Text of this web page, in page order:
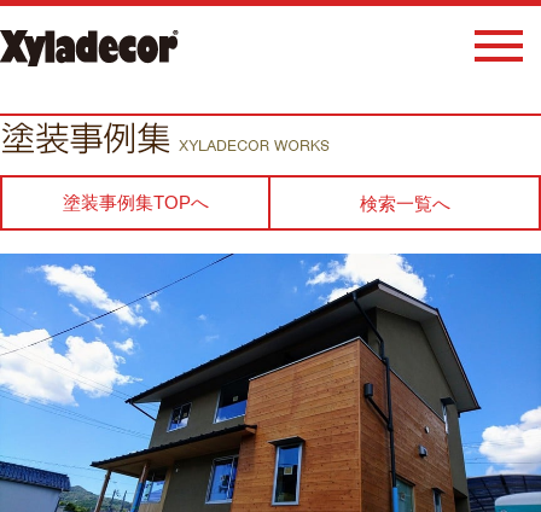
塗装事例集TOPへ 検索一覧へ